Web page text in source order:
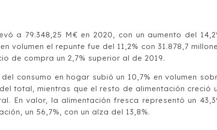
a 79.348,25 M€ en 2020, con un aumento del
volumen el repunte fue del 11,2% con 31.878,7
de compra un 2,7% superior al de 2019.
consumo en hogar subió un 10,7% en volumen
total, mientras que el resto de alimentación creció
En valor, la alimentación fresca representó un
un 56,7%, con un alza del 13,8%.